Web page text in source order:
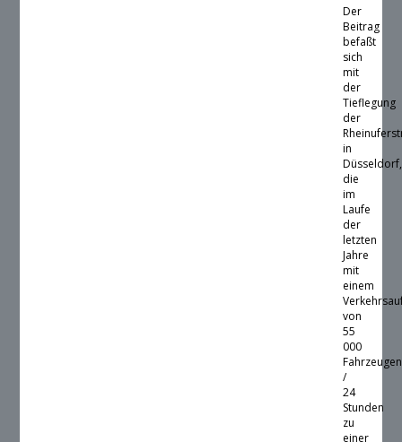
Der
Beitrag
befaßt
sich
mit
der
Tieflegung
der
in
Düsseldorf,
die
im
Laufe
der
letzten
Jahre
mit
einem
von
55
000
Fahrzeugen
/
24
Stunden
zu
einer